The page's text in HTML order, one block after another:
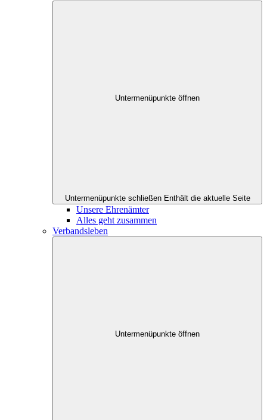
Untermenüpunkte öffnen
Untermenüpunkte schließen Enthält die aktuelle Seite
Unsere Ehrenämter
Alles geht zusammen
Verbandsleben
Untermenüpunkte öffnen